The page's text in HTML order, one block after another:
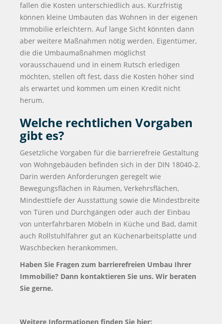
fallen die Kosten unterschiedlich aus. Kurzfristig
können kleine Umbauten das Wohnen in der eigenen
Immobilie erleichtern. Auf lange Sicht könnten dann
aber weitere Maßnahmen nötig werden. Eigentümer,
die die Umbaumaßnahmen möglichst
vorausschauend und in einem Rutsch erledigen
möchten, stellen oft fest, dass die Kosten höher sind
als erwartet und kommen um einen Kredit nicht
herum.
Welche rechtlichen Vorgaben
gibt es?
Gesetzliche Vorgaben für die barrierefreie Gestaltung
von Wohngebäuden befinden sich in der DIN 18040-2.
Darin werden Anforderungen geregelt wie
Bewegungsflächen in Räumen, Verkehrsflächen,
Mindesttiefe der Ausstattung sowie die Mindestbreite
von Türen und Durchgängen oder auch der Einbau
von unterfahrbaren Möbeln in Küche und Bad, damit
auch Rollstuhlfahrer gut an Küchenarbeitsplatte und
Waschbecken herankommen.
Haben Sie Fragen zum barrierefreien Umbau Ihrer
Immobilie? Dann kontaktieren Sie uns. Wir beraten
Sie gerne.
Weitere Informationen finden Sie hier: